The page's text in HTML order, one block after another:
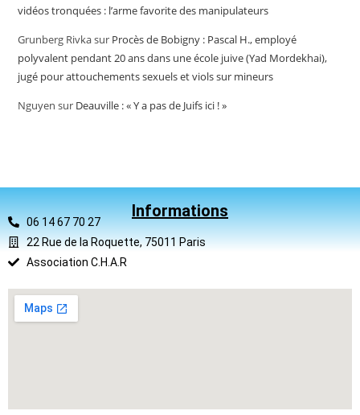
vidéos tronquées : l’arme favorite des manipulateurs
Grunberg Rivkasur Procès de Bobigny : Pascal H., employé
polyvalent pendant 20 ans dans une école juive (Yad Mordekhai),
jugé pour attouchements sexuels et viols sur mineurs
Nguyen sur Deauville : « Y a pas de Juifs ici ! »
Informations
06 14 67 70 27
22 Rue de la Roquette, 75011 Paris
Association C.H.A.R